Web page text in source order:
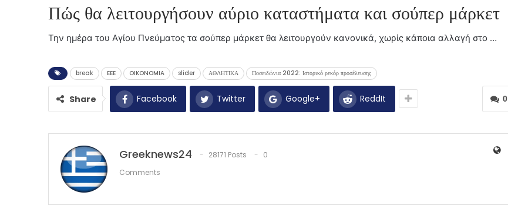
Πώς θα λειτουργήσουν αύριο καταστήματα και σούπερ μάρκετ
Την ημέρα του Αγίου Πνεύματος τα σούπερ μάρκετ θα λειτουργούν κανονικά, χωρίς κάποια αλλαγή στο …
break EEE OIKONOMIA slider ΑΘΛΗΤΙΚΑ Ποσειδώνια 2022: Ιστορικό ρεκόρ προσέλευσης
0
Share Facebook Twitter Google+ ReddIt
Greeknews24 28171 Posts
0
Comments